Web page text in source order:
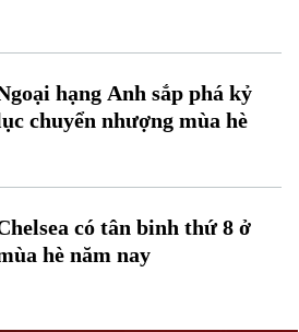
để gọi)
Tòa soạn
0865.116.699
hạng Anh sắp phá kỷ
chuyển nhượng mùa hè
có tân binh thứ 8 ở
hè năm nay